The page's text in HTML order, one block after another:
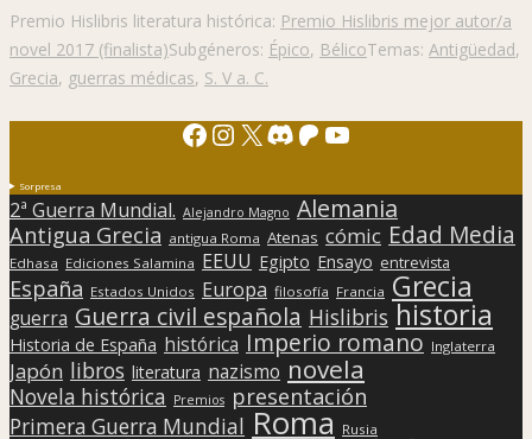
Premio Hislibris literatura histórica: Premio Hislibris mejor autor/a
novel 2017 (finalista)Subgéneros: Épico, BélicoTemas: Antigüedad,
Grecia, guerras médicas, S. V a. C.
Facebook
Instagram
X Discord
Patreon
YouTube
Sorpresa
2ª Guerra Mundial. Alejandro Magno Alemania
Antigua Grecia antigua Roma Atenas cómic Edad Media
Edhasa Ediciones Salamina EEUU Egipto Ensayo entrevista
España Estados Unidos Europa filosofía Francia Grecia
guerra Guerra civil española Hislibris historia
Historia de España histórica Imperio romano Inglaterra
Japón libros literatura nazismo novela
Novela histórica Premios presentación
Primera Guerra Mundial Roma Rusia